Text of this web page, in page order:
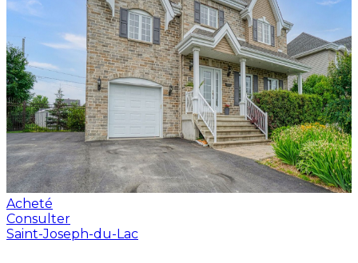
Acheté
Consulter
Saint-Joseph-du-Lac